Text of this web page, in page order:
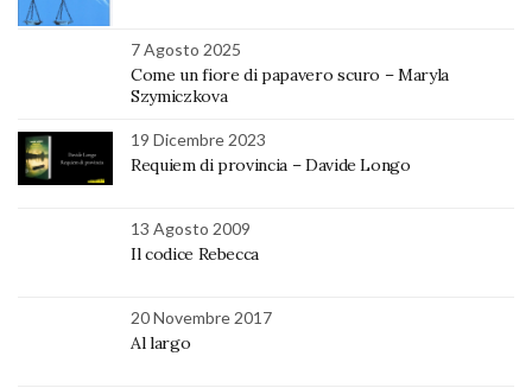
7 Agosto 2025
Come un fiore di papavero scuro – Maryla
Szymiczkova
19 Dicembre 2023
Requiem di provincia – Davide Longo
13 Agosto 2009
Il codice Rebecca
20 Novembre 2017
Al largo